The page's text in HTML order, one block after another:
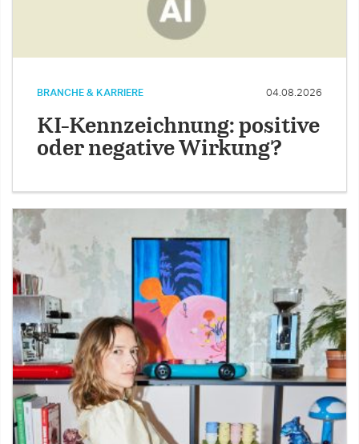
BRANCHE & KARRIERE 04.08.2026
KI-Kennzeichnung: positive
oder negative Wirkung?